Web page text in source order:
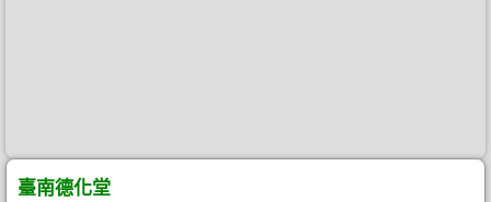
臺南德化堂